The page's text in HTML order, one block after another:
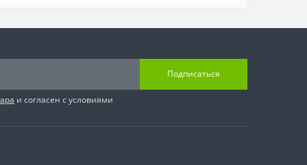
Подписаться
и согласен с условиями